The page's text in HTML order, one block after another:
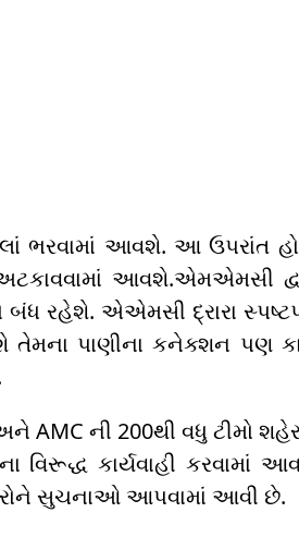
ભરવામાં આવશે. આ ઉપરાંત
આવશે.એમએમસી
રહેશે. એએમસી દ્રારા
તેમના પાણીના કનેક્શન પણ
ની 200થી વધુ ટીમો
કાર્યવાહી કરવામાં
સુચનાઓ આપવામાં આવી છે.